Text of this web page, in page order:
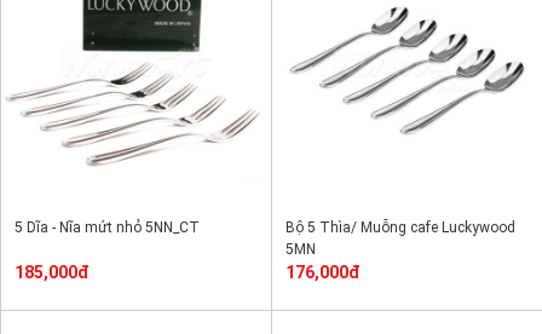
5 Dĩa - Nĩa mứt nhỏ 5NN_CT
185,000đ
Bộ 5 Thìa/ Muỗng cafe Luckywood
5MN
176,000đ